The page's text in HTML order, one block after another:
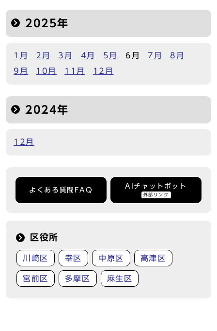
2025年
1月 2月 3月 4月 5月 6月 7月
8月
9月
10月 11月 12月
2024年
12月
よくある質問FAQ
AIチャットボット
外部リンク
区役所
川崎区 幸区 中原区 高津区
宮前区 多摩区 麻生区